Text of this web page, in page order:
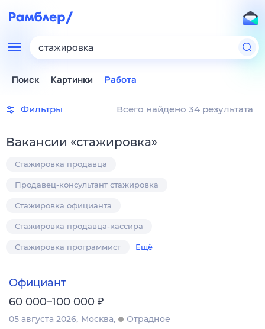
стажировка
Поиск Картинки Работа
Фильтры Всего найдено 34 результата
Вакансии «стажировка»
Стажировка продавца
Продавец-консультант стажировка
Стажировка официанта
Стажировка продавца-кассира
Стажировка программист Ещё
Официант
60 000–100 000 ₽
05 августа 2026 Москва
Отрадное